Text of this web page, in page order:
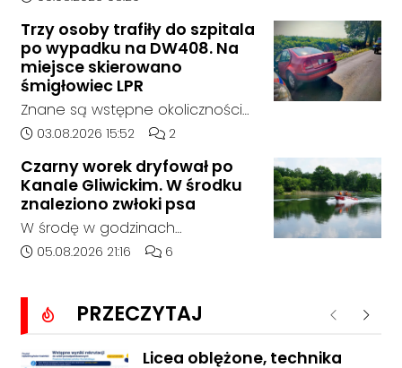
godziny 6:30 kierujący
samochodem marki Honda
zjechał z drogi i uderzył w
sygnalizator świetlny.
Trzy osoby trafiły do szpitala
po wypadku na DW408. Na
miejsce skierowano
śmigłowiec LPR
Znane są wstępne okoliczności
zdarzenia drogowego, do
14:30 na drodze wojewódzkiej nr
408 pomiędzy Starym Koźlem a
Bierawą.
Data dodania artykułu:
03.08.2026 15:52 Liczba komentarzy artykułu:
2
Czarny worek dryfował po
Kanale Gliwickim. W środku
znaleziono zwłoki psa
W środę w godzinach
popołudniowych służby zostały
Gliwicki po zgłoszeniu od
zaniepokojonego świadka.
Osoba zgłaszająca zauważyła
unoszący się na wodzie czarny
Data dodania artykułu:
05.08.2026 21:16 Liczba komentarzy artykułu:
6
PRZECZYTAJ Poprzednie
Licea oblężone, technika